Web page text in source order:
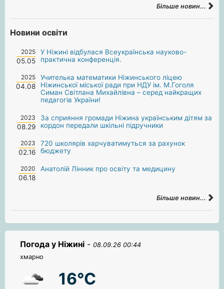
Більше новин...
Новини освіти
2025
05.05
У Ніжині відбулася Всеукраїнська науково-
практична конференція.
2025
04.08
Учителька математики Ніжинського ліцею
Ніжинської міської ради при НДУ ім. М.Гоголя
Симан Світлана Михайлівна – серед найкращих
педагогів України!
2023
08.29
За сприяння громади Ніжина українським дітям за
кордон передали шкільні підручники
2023
02.16
720 школярів харчуватимуться за рахунок
бюджету
2020
06.18
Анатолій Лінник про освіту та медицину
Більше новин...
Погода у Ніжині - 08.09.26 00:44
хмарно
16°C